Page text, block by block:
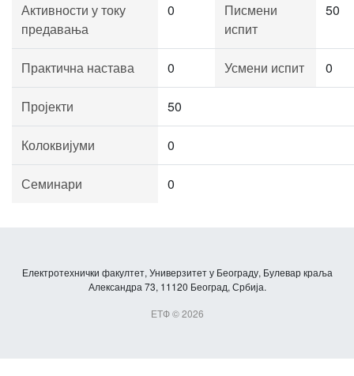
Активности у току
предавања
0
Писмени
испит
50
Практична настава 0 Усмени испит 0
Пројекти 50
Колоквијуми 0
Семинари 0
Електротехнички факултет, Универзитет у Београду, Булевар краља
Александра 73, 11120 Београд, Србија.
ЕТФ © 2026